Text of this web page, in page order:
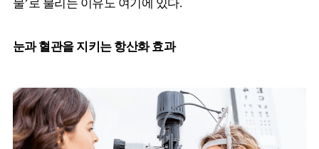
물’로 불리는 이유도 여기에 있다.
눈과 혈관을 지키는 항산화 효과